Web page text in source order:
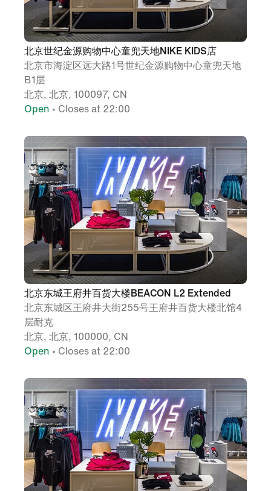
北京世纪金源购物中心童兜天地NIKE KIDS店
北京市海淀区远大路1号世纪金源购物中心童兜天地
B1层
北京, 北京, 100097, CN
Open • Closes at 22:00
北京东城王府井百货大楼BEACON L2 Extended
北京东城区王府井大街255号王府井百货大楼北馆4
层耐克
北京, 北京, 100000, CN
Open • Closes at 22:00